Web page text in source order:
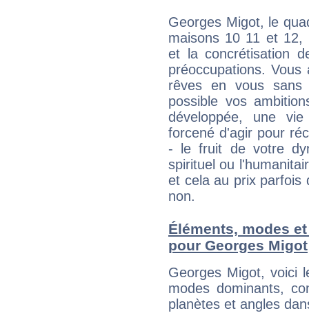
Georges Migot, le
maisons 10 11 et 12,
et la concrétisation
préoccupations.
rêves en vous sans
possible vos
développée, une
forcené d'agir pour
- le fruit de votre
spirituel ou
et cela au prix parfois
non.
Éléments, modes
pour Georges Migot
Georges Migot, voici
modes dominants,
planètes et angles